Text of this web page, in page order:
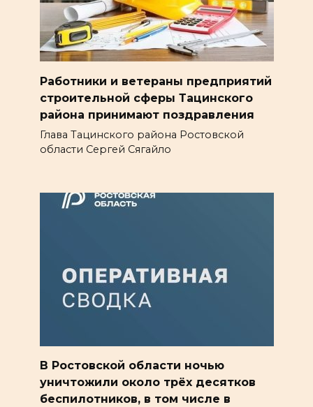
Работники и ветераны предприятий
строительной сферы Тацинского
района принимают поздравления
Глава Тацинского района Ростовской
области Сергей Сягайло
В Ростовской области ночью
уничтожили около трёх десятков
беспилотников, в том числе в